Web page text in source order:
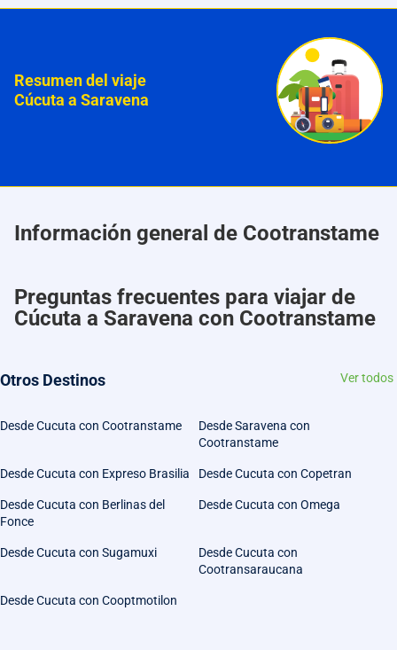
Resumen del viaje
Cúcuta a Saravena
Información general de Cootranstame
Preguntas frecuentes para viajar de
Cúcuta a Saravena con Cootranstame
Otros Destinos Ver todos
Desde Cucuta con Cootranstame
Desde Saravena con
Cootranstame
Desde Cucuta con Expreso Brasilia Desde Cucuta con Copetran
Desde Cucuta con Berlinas del
Fonce
Desde Cucuta con Omega
Desde Cucuta con Sugamuxi
Desde Cucuta con
Cootransaraucana
Desde Cucuta con Cooptmotilon